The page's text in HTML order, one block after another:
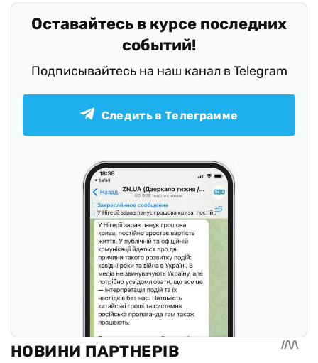
Оставайтесь в курсе последних
событий!
Подписывайтесь на наш канал в Telegram
Следить в Телеграмме